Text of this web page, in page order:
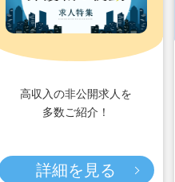
高収入の非公開求人を
多数ご紹介！
詳細を見る